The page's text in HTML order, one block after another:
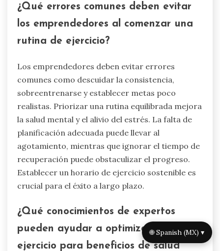
¿Qué errores comunes deben evitar
los emprendedores al comenzar una
rutina de ejercicio?
Los emprendedores deben evitar errores
comunes como descuidar la consistencia,
sobreentrenarse y establecer metas poco
realistas. Priorizar una rutina equilibrada mejora
la salud mental y el alivio del estrés. La falta de
planificación adecuada puede llevar al
agotamiento, mientras que ignorar el tiempo de
recuperación puede obstaculizar el progreso.
Establecer un horario de ejercicio sostenible es
crucial para el éxito a largo plazo.
¿Qué conocimientos de expertos
pueden ayudar a optimizar el
ejercicio para beneficios de salud
🌐 Spanish (MX) ▾